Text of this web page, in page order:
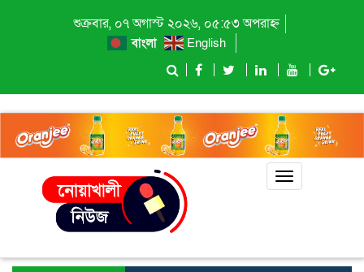
শুক্রবার, ০৭ অগাস্ট ২০২৬, ০৫:৫৩ অপরাহ্ন
বাংলা English
Toggle